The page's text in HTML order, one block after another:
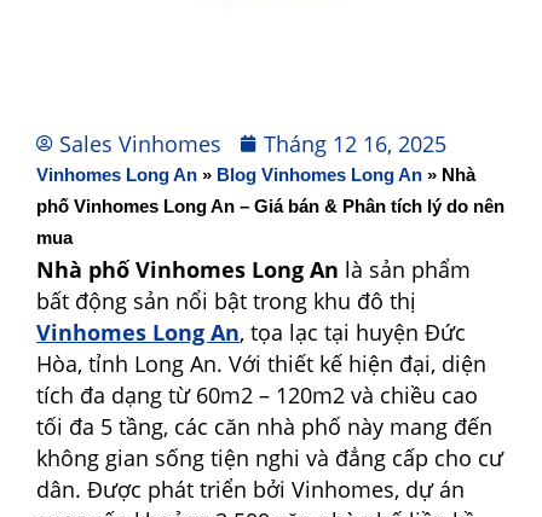
Sales Vinhomes Tháng 12 16, 2025
Vinhomes Long An » Blog Vinhomes Long An » Nhà
phố Vinhomes Long An – Giá bán & Phân tích lý do nên
mua
Nhà phố Vinhomes Long An là sản phẩm
bất động sản nổi bật trong khu đô thị
Vinhomes Long An, tọa lạc tại huyện Đức
Hòa, tỉnh Long An. Với thiết kế hiện đại, diện
tích đa dạng từ 60m2 – 120m2 và chiều cao
tối đa 5 tầng, các căn nhà phố này mang đến
không gian sống tiện nghi và đẳng cấp cho cư
dân. Được phát triển bởi Vinhomes, dự án